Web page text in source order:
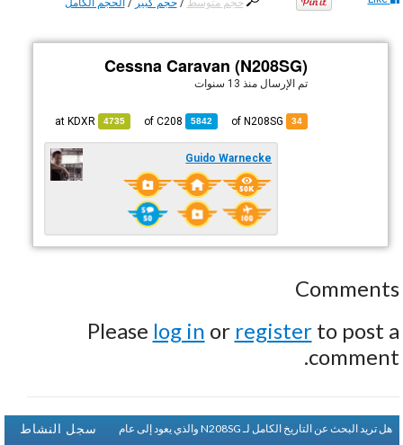
Cessna Caravan (N208SG)
تم الإرسال منذ 13 سنوات
34
5842
C208
4735
KDXR
Guido Warnecke
Comments
Please log in or registerto post a
comment.
سجل النشاط
هل تريد البحث عن التاريخ الكامل لـ N208SG والذي يعود إلى عام